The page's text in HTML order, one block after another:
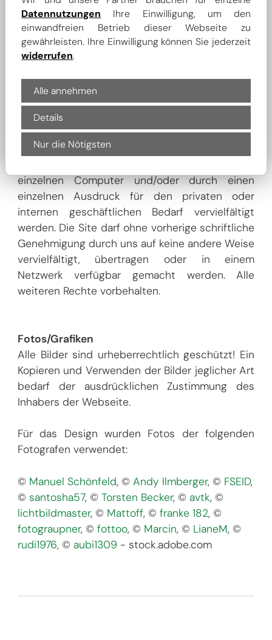
(Verbraucherstreitbeilegungsgesetz)
Wir sind weder verpflichtet noch bereit an
Streitschlichtungsverfahren bei einer
Verbraucherschlichtungsstelle teilzunehmen.
Copyright ©
Diese Website ist durch Copyright, Rechte an
geistigem Eigentum und allen anderen
entsprechenden Rechten geschützt. Die Site
wird von uns veröffentlicht und darf nur durch
einzelnen Computer und/oder durch einen
einzelnen Ausdruck für den privaten oder
internen geschäftlichen Bedarf vervielfältigt
werden. Die Site darf ohne vorherige schriftliche
Genehmigung durch uns auf keine andere Weise
vervielfältigt, übertragen oder in einem
Netzwerk verfügbar gemacht werden. Alle
weiteren Rechte vorbehalten.
Fotos/Grafiken
Alle Bilder sind urheberrechtlich geschützt! Ein
Kopieren und Verwenden der Bilder jeglicher Art
bedarf der ausdrücklichen Zustimmung des
Inhabers der Webseite.
Für das Design wurden Fotos der folgenden
Fotografen verwendet:
© Manuel Schönfeld © Andy Ilmberger © FSEID
© santosha57 © Torsten Becker © avtk ©
lichtbildmaster © Mattoff © franke 182 ©
fotograupner © fottoo © Marcin © LianeM ©
rudi1976 © aubi1309 - stock.adobe.com
Datennutzungen Ihre Einwilligung, um den
einwandfreien Betrieb dieser Webseite zu
gewährleisten. Ihre Einwilligung können Sie jederzeit
widerrufen.
Alle annehmen
Details
Nur die Nötigsten